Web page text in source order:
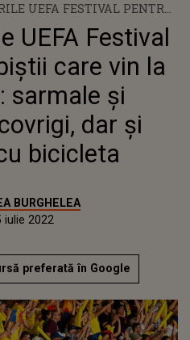
UEFA FESTIVAL PENTRU
VIN LA BUCUREȘTI:
COVRIGI, DAR ȘI
UEFA Festival
care vin la
sarmale și
dar și
bicicleta
BURGHELEA
iulie 2022
preferată în Google